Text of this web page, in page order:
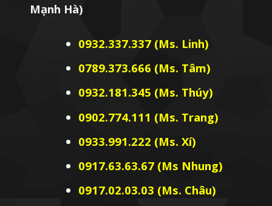
Mạnh Hà)
0932.337.337 (Ms. Linh)
0789.373.666 (Ms. Tâm)
0932.181.345 (Ms. Thúy)
0902.774.111 (Ms. Trang)
0933.991.222 (Ms. Xí)
0917.63.63.67 (Ms Nhung)
0917.02.03.03 (Ms. Châu)